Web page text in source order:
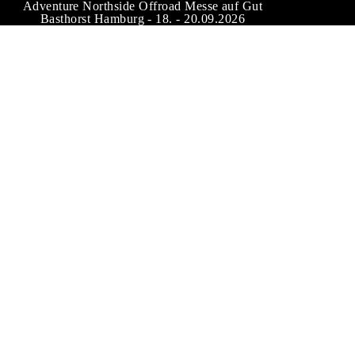
Adventure Northside Offroad Messe auf Gut
Basthorst Hamburg - 18. - 20.09.2026